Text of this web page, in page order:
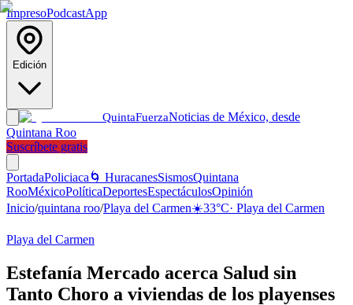
ImpresoPodcastApp
Edición
QuintaFuerzaNoticias de México, desde
Quintana Roo
Suscríbete gratis
PortadaPoliciaca 🌀 HuracanesSismosQuintana
RooMéxicoPolíticaDeportesEspectáculosOpinión
Inicio/quintana roo/Playa del Carmen☀️33°C· Playa del Carmen
Playa del Carmen
Estefanía Mercado acerca Salud sin
Tanto Choro a viviendas de los playenses